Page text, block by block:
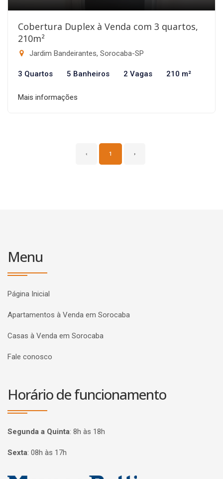
Cobertura Duplex à Venda com 3 quartos,
210m²
Jardim Bandeirantes, Sorocaba-SP
3 Quartos 5 Banheiros 2 Vagas 210 m²
Mais informações
‹ 1 ›
Menu
Página Inicial
Apartamentos à Venda em Sorocaba
Casas à Venda em Sorocaba
Fale conosco
Horário de funcionamento
Segunda a Quinta: 8h às 18h
Sexta: 08h às 17h